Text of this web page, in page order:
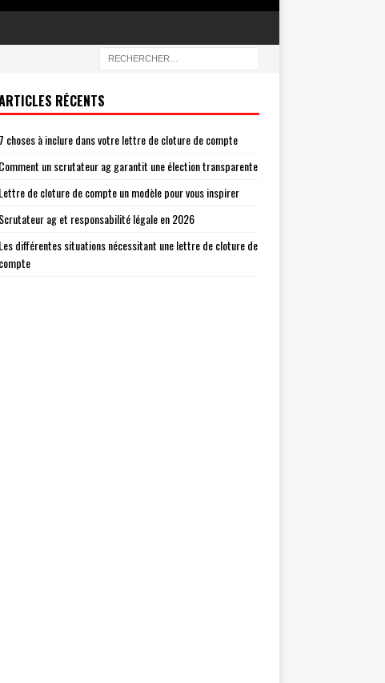
RÉCENTS
7 choses à inclure dans votre lettre de cloture de compte
Comment un scrutateur ag garantit une élection transparente
Lettre de cloture de compte un modèle pour vous inspirer
Scrutateur ag et responsabilité légale en 2026
Les différentes situations nécessitant une lettre de cloture de
compte